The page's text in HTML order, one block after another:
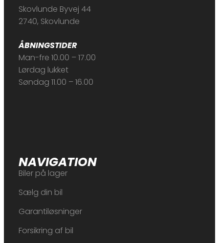
Skovlunde Byvej 44
2740, Skovlunde
ÅBNINGSTIDER
Man-fre 10.00 – 17.00
Lørdag lukket
Søndag 11.00 – 16.00
NAVIGATION
Biler på lager
Sælg din bil
Garantiløsninger
Forsikring af bil